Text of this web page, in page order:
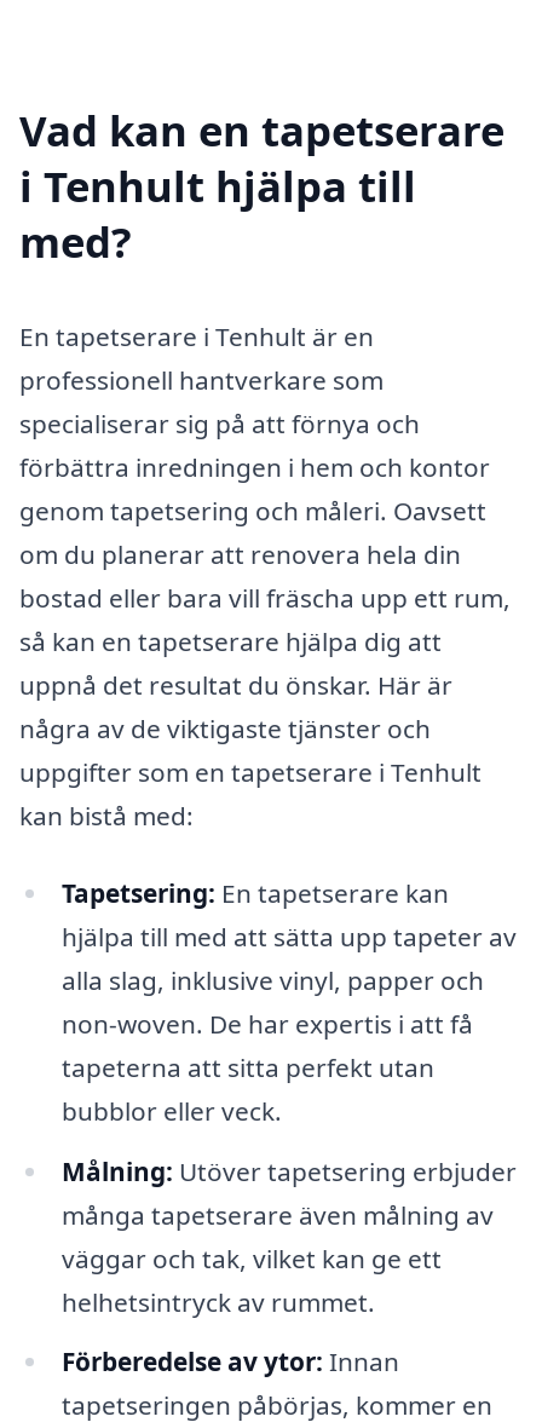
Vad kan en tapetserare
i Tenhult hjälpa till
med?
En tapetserare i Tenhult är en
professionell hantverkare som
specialiserar sig på att förnya och
förbättra inredningen i hem och kontor
genom tapetsering och måleri. Oavsett
om du planerar att renovera hela din
bostad eller bara vill fräscha upp ett rum,
så kan en tapetserare hjälpa dig att
uppnå det resultat du önskar. Här är
några av de viktigaste tjänster och
uppgifter som en tapetserare i Tenhult
kan bistå med:
Tapetsering: En tapetserare kan
hjälpa till med att sätta upp tapeter av
alla slag, inklusive vinyl, papper och
non-woven. De har expertis i att få
tapeterna att sitta perfekt utan
bubblor eller veck.
Målning: Utöver tapetsering erbjuder
många tapetserare även målning av
väggar och tak, vilket kan ge ett
helhetsintryck av rummet.
Förberedelse av ytor: Innan
tapetseringen påbörjas, kommer en